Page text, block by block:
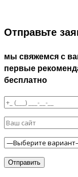
Отправьте
мы свяжемся с
первые
бесплатно